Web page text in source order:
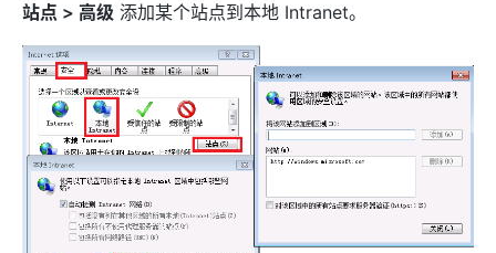
站点 > 高级 添加某个站点到本地 Intranet。